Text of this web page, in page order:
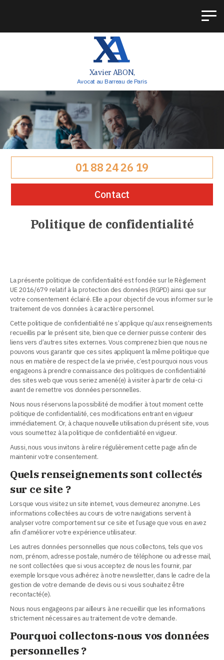
Politique de confidentialité
Xavier ABON,
Avocat au Barreau de Paris
01 88 24 26 19
Contact
La présente politique de confidentialité est fondée sur le Règlement
UE 2016/679 relatif à la protection des données (RGPD) ainsi que sur
votre consentement éclairé. Elle a pour objectif de vous informer sur le
traitement de vos données à caractère personnel.
Cette politique de confidentialité ne s’applique qu’aux renseignements
recueillis par le présent site, bien que ce dernier puisse contenir des
liens vers d’autres sites externes. Vous comprenez bien que nous ne
pouvons vous garantir que ces sites appliquent la même politique que
nous en matière de respect de la vie privée, c’est pourquoi nous vous
engageons à prendre connaissance des politiques de confidentialité
des sites web que vous seriez amené(e) à visiter à partir de celui-ci
avant de remettre vos données personnelles.
Nous nous réservons la possibilité de modifier à tout moment cette
politique de confidentialité, ces modifications entrant en vigueur
immédiatement. Or, à chaque nouvelle utilisation du présent site, vous
vous soumettez à la politique de confidentialité en vigueur.
Aussi, nous vous invitons à relire régulièrement cette page afin de
maintenir votre consentement.
Quels renseignements sont collectés
sur ce site ?
Lorsque vous visitez un site internet, vous demeurez anonyme. Les
informations collectées au cours de votre navigations servent à
analyser votre comportement sur ce site et l’usage que vous en avez
afin d’améliorer votre expérience utilisateur.
Les autres données personnelles que nous collectons, tels que vos
nom, prénom, adresse postale, numéro de téléphone ou adresse mail,
ne sont collectées que si vous acceptez de nous les fournir, par
exemple lorsque vous adhérez à notre newsletter, dans le cadre de la
gestion de votre demande de devis ou si vous souhaitez être
recontacté(e).
Nous nous engageons par ailleurs à ne recueillir que les informations
strictement nécessaires au traitement de votre demande.
Pourquoi collectons-nous vos données
personnelles ?